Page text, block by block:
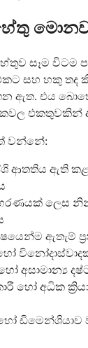
සෑම විටම
සහ හකු තද
ඇත. එය
එකතුවකින්
වන්නේ:
ආතතිය ඇති
ලෙස
ඇතැම්
අසාමාන්‍ය
හෝ අධික
ඩිමෙන්ශියාව